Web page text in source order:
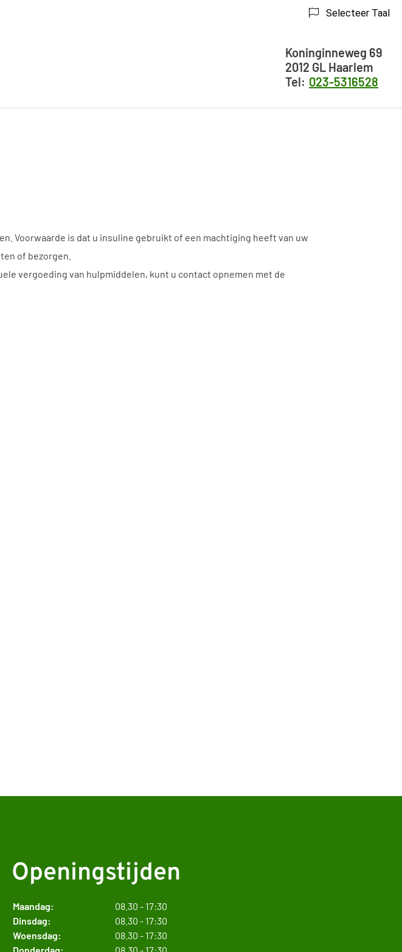
Selecteer Taal
Koninginneweg 69
2012 GL Haarlem
023-5316528
Voorwaarde is dat u insuline gebruikt of een machtiging heeft van uw
of bezorgen.
vergoeding van hulpmiddelen, kunt u contact opnemen met de
Openingstijden
Maandag:
08.30 - 17:30
Dinsdag:
08.30 - 17:30
Woensdag:
08.30 - 17:30